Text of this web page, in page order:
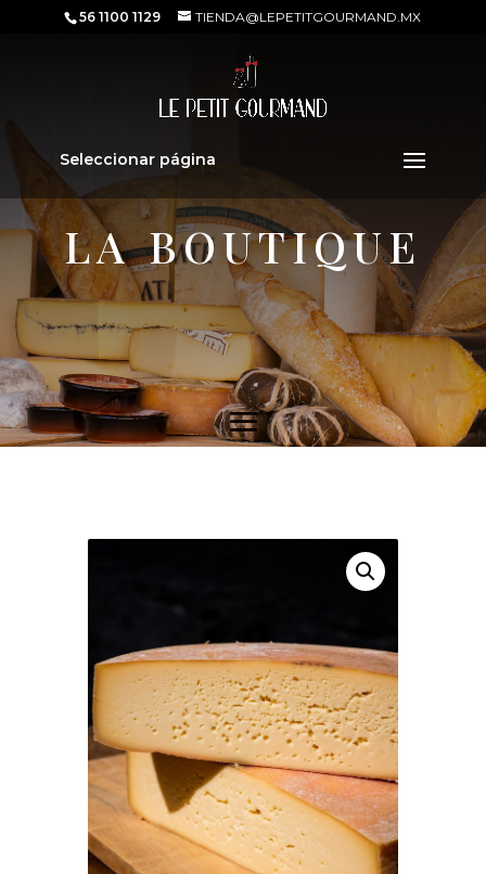
56 1100 1129 TIENDA@LEPETITGOURMAND.MX
Seleccionar página
LA BOUTIQUE